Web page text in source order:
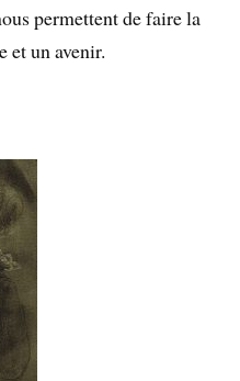
permettent de faire la
et un avenir.